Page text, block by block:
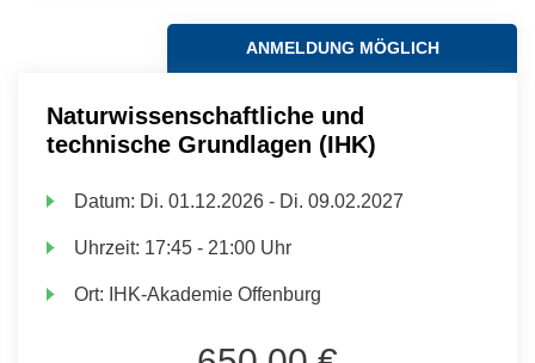
ANMELDUNG MÖGLICH
Naturwissenschaftliche und
technische Grundlagen (IHK)
Datum: Di. 01.12.2026 - Di. 09.02.2027
Uhrzeit: 17:45 - 21:00 Uhr
Ort: IHK-Akademie Offenburg